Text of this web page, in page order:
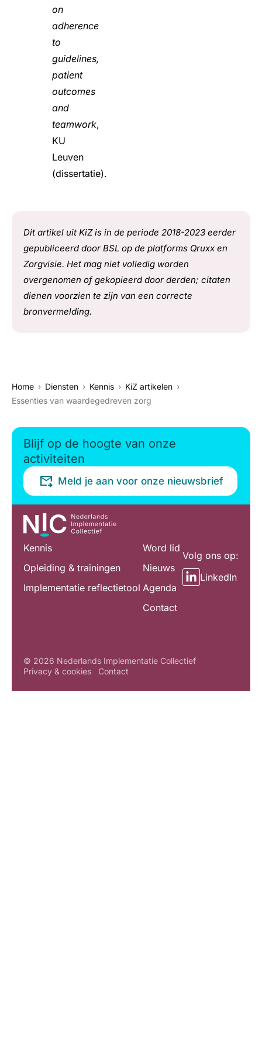
on
adherence
to
guidelines,
patient
outcomes
and
teamwork,
KU
Leuven
(dissertatie).
Dit artikel uit KiZ is in de periode 2018-2023 eerder
gepubliceerd door BSL op de platforms Qruxx en
Zorgvisie. Het mag niet volledig worden
overgenomen of gekopieerd door derden; citaten
dienen voorzien te zijn van een correcte
bronvermelding.
Home Diensten Kennis
KiZ artikelen
Essenties van waardegedreven zorg
Blijf op de hoogte van onze
activiteiten
Meld je aan voor onze nieuwsbrief
Kennis
Opleiding & trainingen
Implementatie reflectietool
Word lid
Nieuws
Agenda
Contact
Volg ons op:
LinkedIn
© 2026 Nederlands Implementatie Collectief
Privacy & cookies
Contact